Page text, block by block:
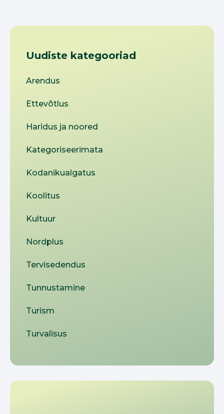
Uudiste kategooriad
Arendus
Ettevõtlus
Haridus ja noored
Kategoriseerimata
Kodanikualgatus
Koolitus
Kultuur
Nordplus
Tervisedendus
Tunnustamine
Turism
Turvalisus